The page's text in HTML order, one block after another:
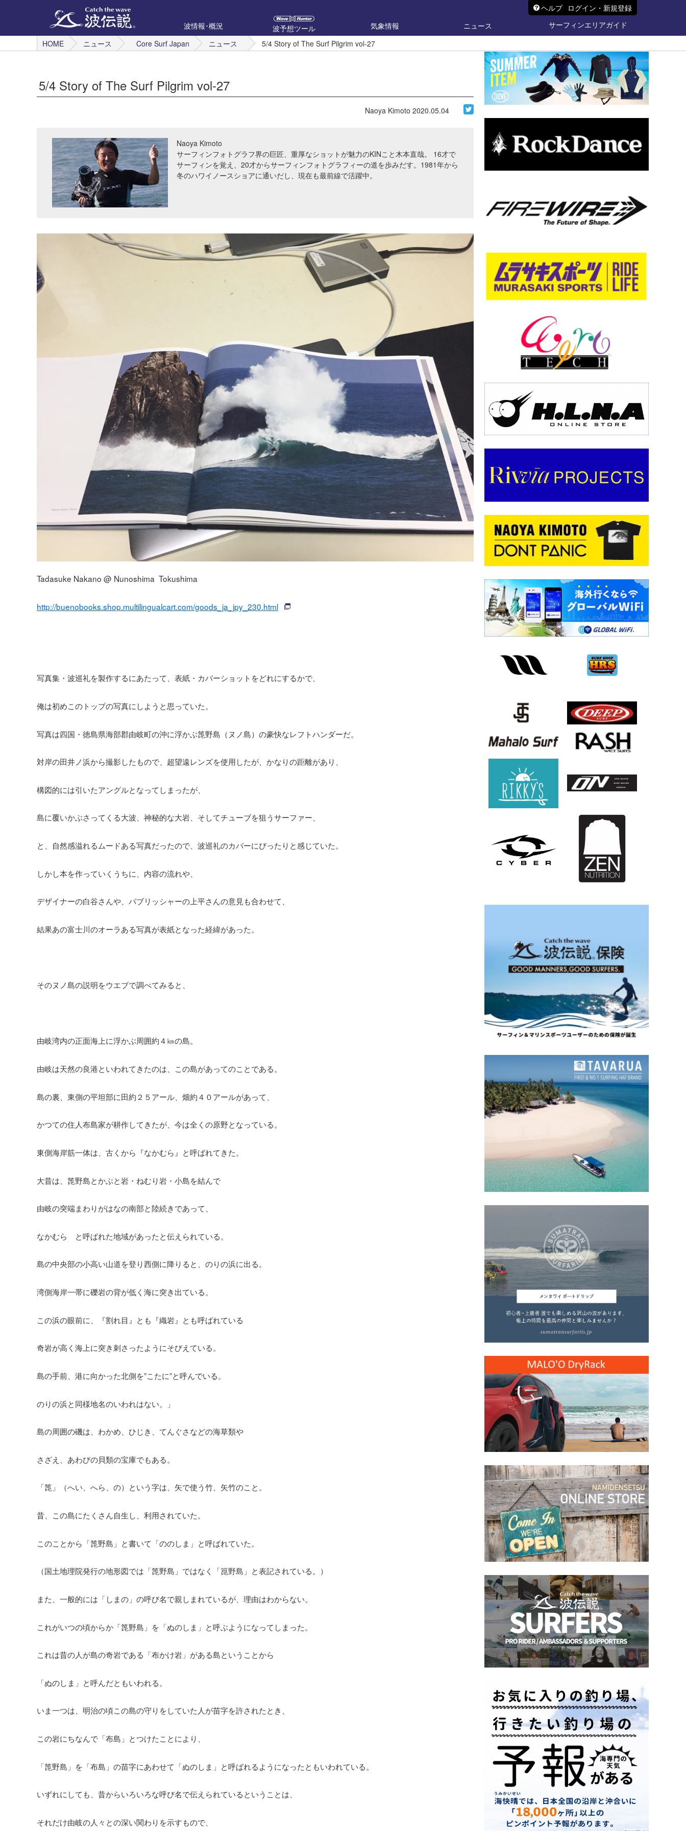
ヘルプ ログイン・新規登録
波情報･概況
波予想ツール 気象情報 ニュース
サーフィンエリアガイド
HOME
ニュース Core Surf Japan ニュース 5/4 Story of The Surf Pilgrim vol-27
5/4 Story of The Surf Pilgrim vol-27
Naoya Kimoto 2020.05.04
Naoya Kimoto
サーフィンフォトグラフ界の巨匠、重厚なショットが魅力のKINこと木本直哉。 16才で
サーフィンを覚え、20才からサーフィンフォトグラフィーの道を歩みだす。1981年から
冬のハワイノースショアに通いだし、現在も最前線で活躍中。
Tadasuke Nakano @ Nunoshima Tokushima
http://buenobooks.shop.multilingualcart.com/goods_ja_jpy_230.html
写真集・波巡礼を製作するにあたって、表紙・カバーショットをどれにするかで、
俺は初めこのトップの写真にしようと思っていた。
写真は四国・徳島県海部郡由岐町の沖に浮かぶ箆野島（ヌノ島）の豪快なレフトハンダーだ。
対岸の田井ノ浜から撮影したもので、超望遠レンズを使用したが、かなりの距離があり、
構図的には引いたアングルとなってしまったが、
島に覆いかぶさってくる大波、神秘的な大岩、そしてチューブを狙うサーファー、
と、自然感溢れるムードある写真だったので、波巡礼のカバーにぴったりと感じていた。
しかし本を作っていくうちに、内容の流れや、
デザイナーの白谷さんや、パブリッシャーの上平さんの意見も合わせて、
結果あの富士川のオーラある写真が表紙となった経緯があった。
そのヌノ島の説明をウエブで調べてみると、
由岐湾内の正面海上に浮かぶ周囲約４㎞の島。
由岐は天然の良港といわれてきたのは、この島があってのことである。
島の裏、東側の平坦部に田約２５アール、畑約４０アールがあって、
かつての住人布島家が耕作してきたが、今は全くの原野となっている。
東側海岸筋一体は、古くから『なかむら』と呼ばれてきた。
大昔は、箆野島とかぶと岩・ねむり岩・小島を結んで
由岐の突端まわりがはなの南部と陸続きであって、
なかむら と呼ばれた地域があったと伝えられている。
島の中央部の小高い山道を登り西側に降りると、のりの浜に出る。
湾側海岸一帯に礫岩の背が低く海に突き出ている。
この浜の眼前に、『割れ目』とも『織岩』とも呼ばれている
奇岩が高く海上に突き刺さったようにそびえている。
島の手前、港に向かった北側を”こたに”と呼んでいる。
のりの浜と同様地名のいわれはない。」
島の周囲の磯は、わかめ、ひじき、てんぐさなどの海草類や
さざえ、あわびの貝類の宝庫でもある。
「箆」（へい、へら、の）という字は、矢で使う竹、矢竹のこと。
昔、この島にたくさん自生し、利用されていた。
このことから「箆野島」と書いて「ののしま」と呼ばれていた。
（国土地理院発行の地形図では「箆野島」ではなく「箟野島」と表記されている。）
また、一般的には「しまの」の呼び名で親しまれているが、理由はわからない。
これがいつの頃からか「箆野島」を「ぬのしま」と呼ぶようになってしまった。
これは昔の人が島の奇岩である「布かけ岩」がある島ということから
「ぬのしま」と呼んだともいわれる。
いま一つは、明治の頃この島の守りをしていた人が苗字を許されたとき、
この岩にちなんで「布島」とつけたことにより、
「箆野島」を「布島」の苗字にあわせて「ぬのしま」と呼ばれるようになったともいわれている。
いずれにしても、昔からいろいろな呼び名で伝えられているということは、
それだけ由岐の人々との深い関わりを示すもので、